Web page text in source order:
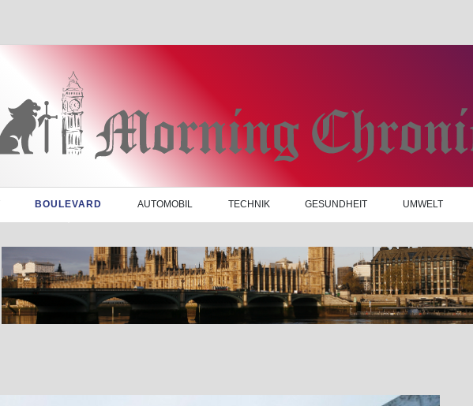
BOULEVARD AUTOMOBIL TECHNIK GESUNDHEIT UMWELT